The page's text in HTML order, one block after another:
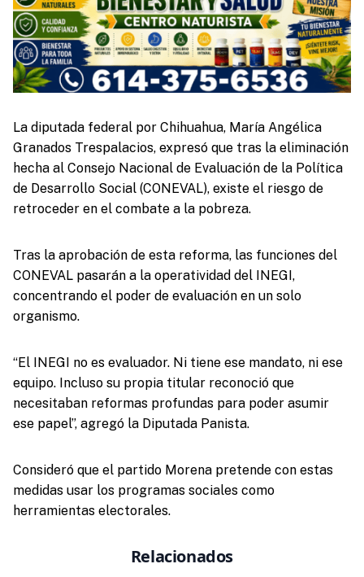
La diputada federal por Chihuahua, María Angélica
Granados Trespalacios, expresó que tras la eliminación
hecha al Consejo Nacional de Evaluación de la Política
de Desarrollo Social (CONEVAL), existe el riesgo de
retroceder en el combate a la pobreza.
Tras la aprobación de esta reforma, las funciones del
CONEVAL pasarán a la operatividad del INEGI,
concentrando el poder de evaluación en un solo
organismo.
“El INEGI no es evaluador. Ni tiene ese mandato, ni ese
equipo. Incluso su propia titular reconoció que
necesitaban reformas profundas para poder asumir
ese papel”, agregó la Diputada Panista.
Consideró que el partido Morena pretende con estas
medidas usar los programas sociales como
herramientas electorales.
Relacionados